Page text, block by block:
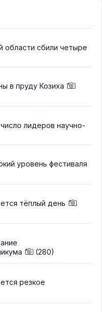
области сбили четыре
в пруду Козиха
лидеров научно-
уровень фестиваля
тёплый день
(280)
резкое